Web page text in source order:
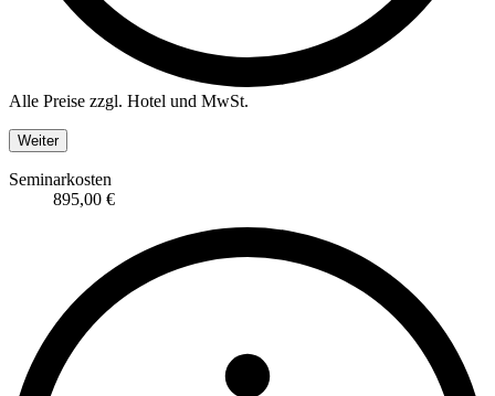
Alle Preise zzgl. Hotel und MwSt.
Weiter
Seminarkosten
895,00 €